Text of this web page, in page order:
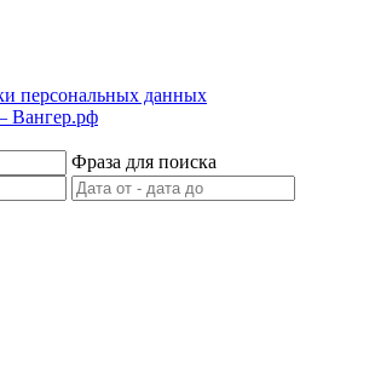
персональных данных
Вангер.рф
Фраза для поиска